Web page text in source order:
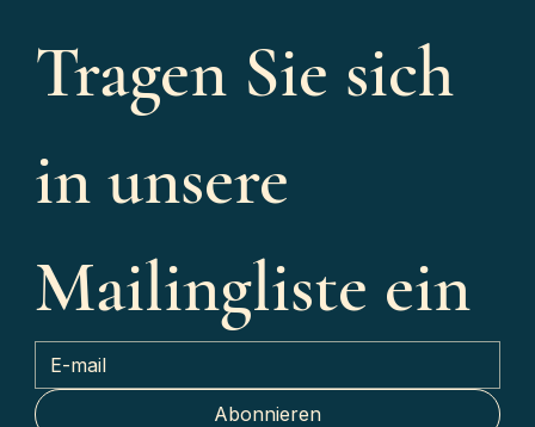
Tragen Sie sich
in unsere
Mailingliste ein
Abonnieren